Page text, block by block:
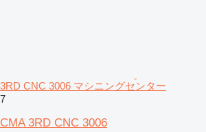
3RD CNC 3006 マシニングセンター
7
CMA 3RD CNC 3006